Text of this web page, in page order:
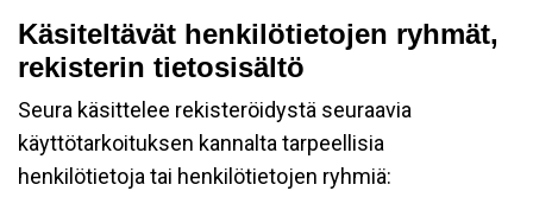
Käsiteltävät henkilötietojen ryhmät,
rekisterin tietosisältö
Seura käsittelee rekisteröidystä seuraavia
käyttötarkoituksen kannalta tarpeellisia
henkilötietoja tai henkilötietojen ryhmiä: